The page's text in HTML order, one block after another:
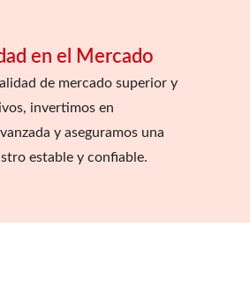
en el Mercado
de mercado superior y
invertimos en
y aseguramos una
estable y confiable.